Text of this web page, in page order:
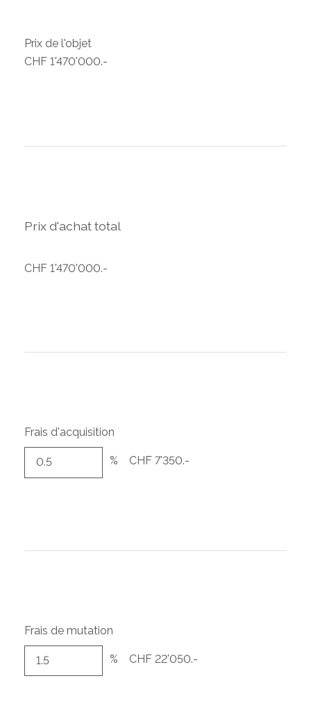
Prix de l'objet
CHF 1'470'000.-
Prix d'achat total
CHF 1'470'000.-
Frais d'acquisition
% CHF 7'350.-
Frais de mutation
% CHF 22'050.-